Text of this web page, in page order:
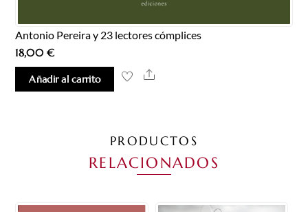
Antonio Pereira y 23 lectores cómplices
18,00€
Añadir al carrito Share
PRODUCTOS
RELACIONADOS